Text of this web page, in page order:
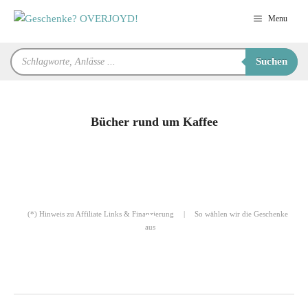
Inhalt
Menu
Products
search
Suchen
Bücher rund um Kaffee
(*) Hinweis zu Affiliate Links & Finanzierung |
So wählen wir die Geschenke
aus